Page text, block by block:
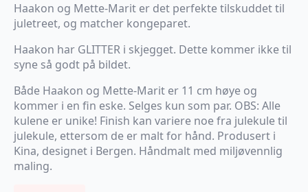
Haakon og Mette-Marit er det perfekte tilskuddet til
juletreet, og matcher kongeparet.
Haakon har GLITTER i skjegget. Dette kommer ikke til
syne så godt på bildet.
Både Haakon og Mette-Marit er 11 cm høye og
kommer i en fin eske. Selges kun som par. OBS: Alle
kulene er unike! Finish kan variere noe fra julekule til
julekule, ettersom de er malt for hånd. Produsert i
Kina, designet i Bergen. Håndmalt med miljøvennlig
maling.